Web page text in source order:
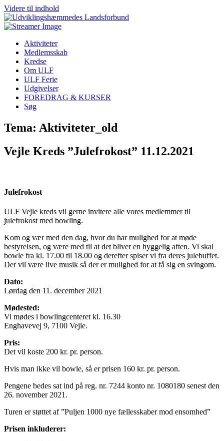
Videre til indhold
Aktiviteter
Medlemsskab
Kredse
Om ULF
ULF Ferie
Udgivelser
FOREDRAG & KURSER
Søg
Tema: Aktiviteter_old
Vejle Kreds ”Julefrokost” 11.12.2021
Julefrokost
ULF Vejle kreds vil gerne invitere alle vores medlemmer til
julefrokost med bowling.
Kom og vær med den dag, hvor du har mulighed for at møde
bestyrelsen, og være med til at det bliver en hyggelig aften. Vi skal
bowle fra kl. 17.00 til 18.00 og derefter spiser vi fra deres julebuffet.
Der vil være live musik så der er mulighed for at få sig en svingom.
Dato:
Lørdag den 11. december 2021
Mødested:
Vi mødes i bowlingcenteret kl. 16.30
Enghavevej 9, 7100 Vejle.
Pris:
Det vil koste 200 kr. pr. person.
Hvis man ikke vil bowle, så er prisen 160 kr. pr. person.
Pengene bedes sat ind på reg. nr. 7244 konto nr. 1080180 senest den
26. november 2021.
Turen er støttet af ”Puljen 1000 nye fællesskaber mod ensomhed”
Prisen inkluderer: